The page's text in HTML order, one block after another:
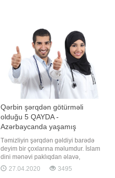
Qərbin şərqdən götürməli
olduğu 5 QAYDA -
Azərbaycanda yaşamış
ukraynalı qızın etirafı
Təmizliyin şərqdən gəldiyi barədə
deyim bir çoxlarına məlumdur. İslam
dini mənəvi paklıqdan əlavə,
cismani təmizliyi də imandan bilir və
ibadət üçün "qüsl", "dəstəmaz" kimi
27.04.2020 3495